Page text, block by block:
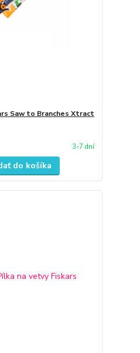
Saw to Branches Xtract
3-7 dní
do košíka